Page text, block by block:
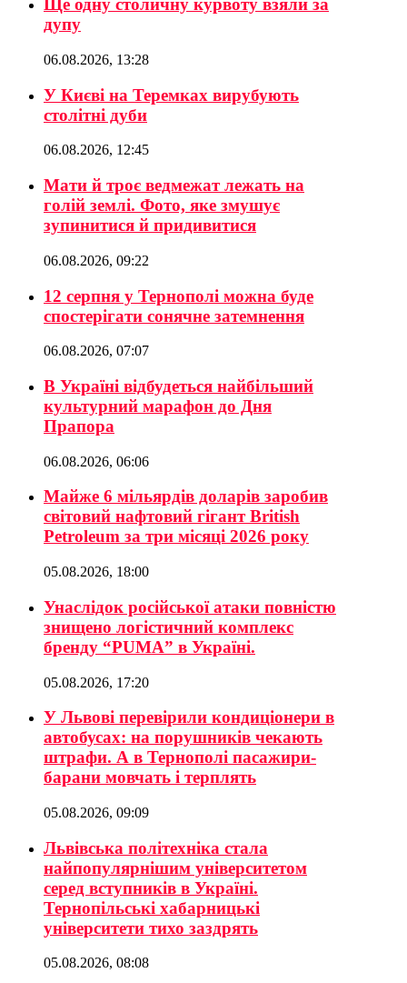
Ще одну столичну курвоту взяли за
дупу
06.08.2026, 13:28
У Києві на Теремках вирубують
столітні дуби
06.08.2026, 12:45
Мати й троє ведмежат лежать на
голій землі. Фото, яке змушує
зупинитися й придивитися
06.08.2026, 09:22
12 серпня у Тернополі можна буде
спостерігати сонячне затемнення
06.08.2026, 07:07
В Україні відбудеться найбільший
культурний марафон до Дня
Прапора
06.08.2026, 06:06
Майже 6 мільярдів доларів заробив
світовий нафтовий гігант British
Petroleum за три місяці 2026 року
05.08.2026, 18:00
Унаслідок російської атаки повністю
знищено логістичний комплекс
бренду “PUMA” в Україні.
05.08.2026, 17:20
У Львові перевірили кондиціонери в
автобусах: на порушників чекають
штрафи. А в Тернополі пасажири-
барани мовчать і терплять
05.08.2026, 09:09
Львівська політехніка стала
найпопулярнішим університетом
серед вступників в Україні.
Тернопільські хабарницькі
університети тихо заздрять
05.08.2026, 08:08